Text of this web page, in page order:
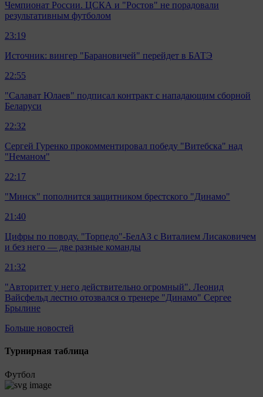
Чемпионат России. ЦСКА и "Ростов" не порадовали
результативным футболом
23:19
Источник: вингер "Барановичей" перейдет в БАТЭ
22:55
"Салават Юлаев" подписал контракт с нападающим сборной
Беларуси
22:32
Сергей Гуренко прокомментировал победу "Витебска" над
"Неманом"
22:17
"Минск" пополнится защитником брестского "Динамо"
21:40
Цифры по поводу. "Торпедо"-БелАЗ с Виталием Лисаковичем
и без него — две разные команды
21:32
"Авторитет у него действительно огромный". Леонид
Вайсфельд лестно отозвался о тренере "Динамо" Сергее
Брылине
Больше новостей
Турнирная таблица
Футбол